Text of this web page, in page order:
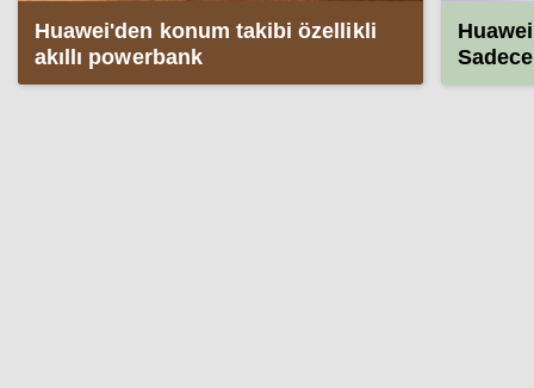
Huawei'den konum takibi özellikli
akıllı powerbank